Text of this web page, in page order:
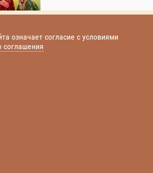
означает согласие с условиями
соглашения